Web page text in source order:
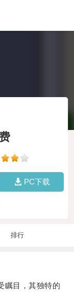
PC下载
排行
目，其独特的